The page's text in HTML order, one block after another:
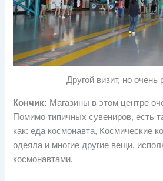
Другой визит, но очень
Кончик: Магазины в этом центре
Помимо типичных сувениров, есть
как: еда космонавта, Космические
одеяла и многие другие вещи,
космонавтами.